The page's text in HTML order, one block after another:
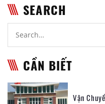
SEARCH
CẦN BIẾT
Vận